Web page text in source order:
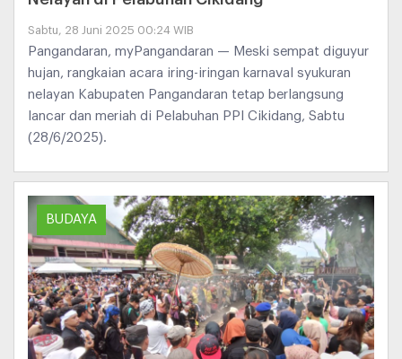
Sabtu, 28 Juni 2025 00:24 WIB
Pangandaran, myPangandaran — Meski sempat diguyur
hujan, rangkaian acara iring-iringan karnaval syukuran
nelayan Kabupaten Pangandaran tetap berlangsung
lancar dan meriah di Pelabuhan PPI Cikidang, Sabtu
(28/6/2025).
BUDAYA